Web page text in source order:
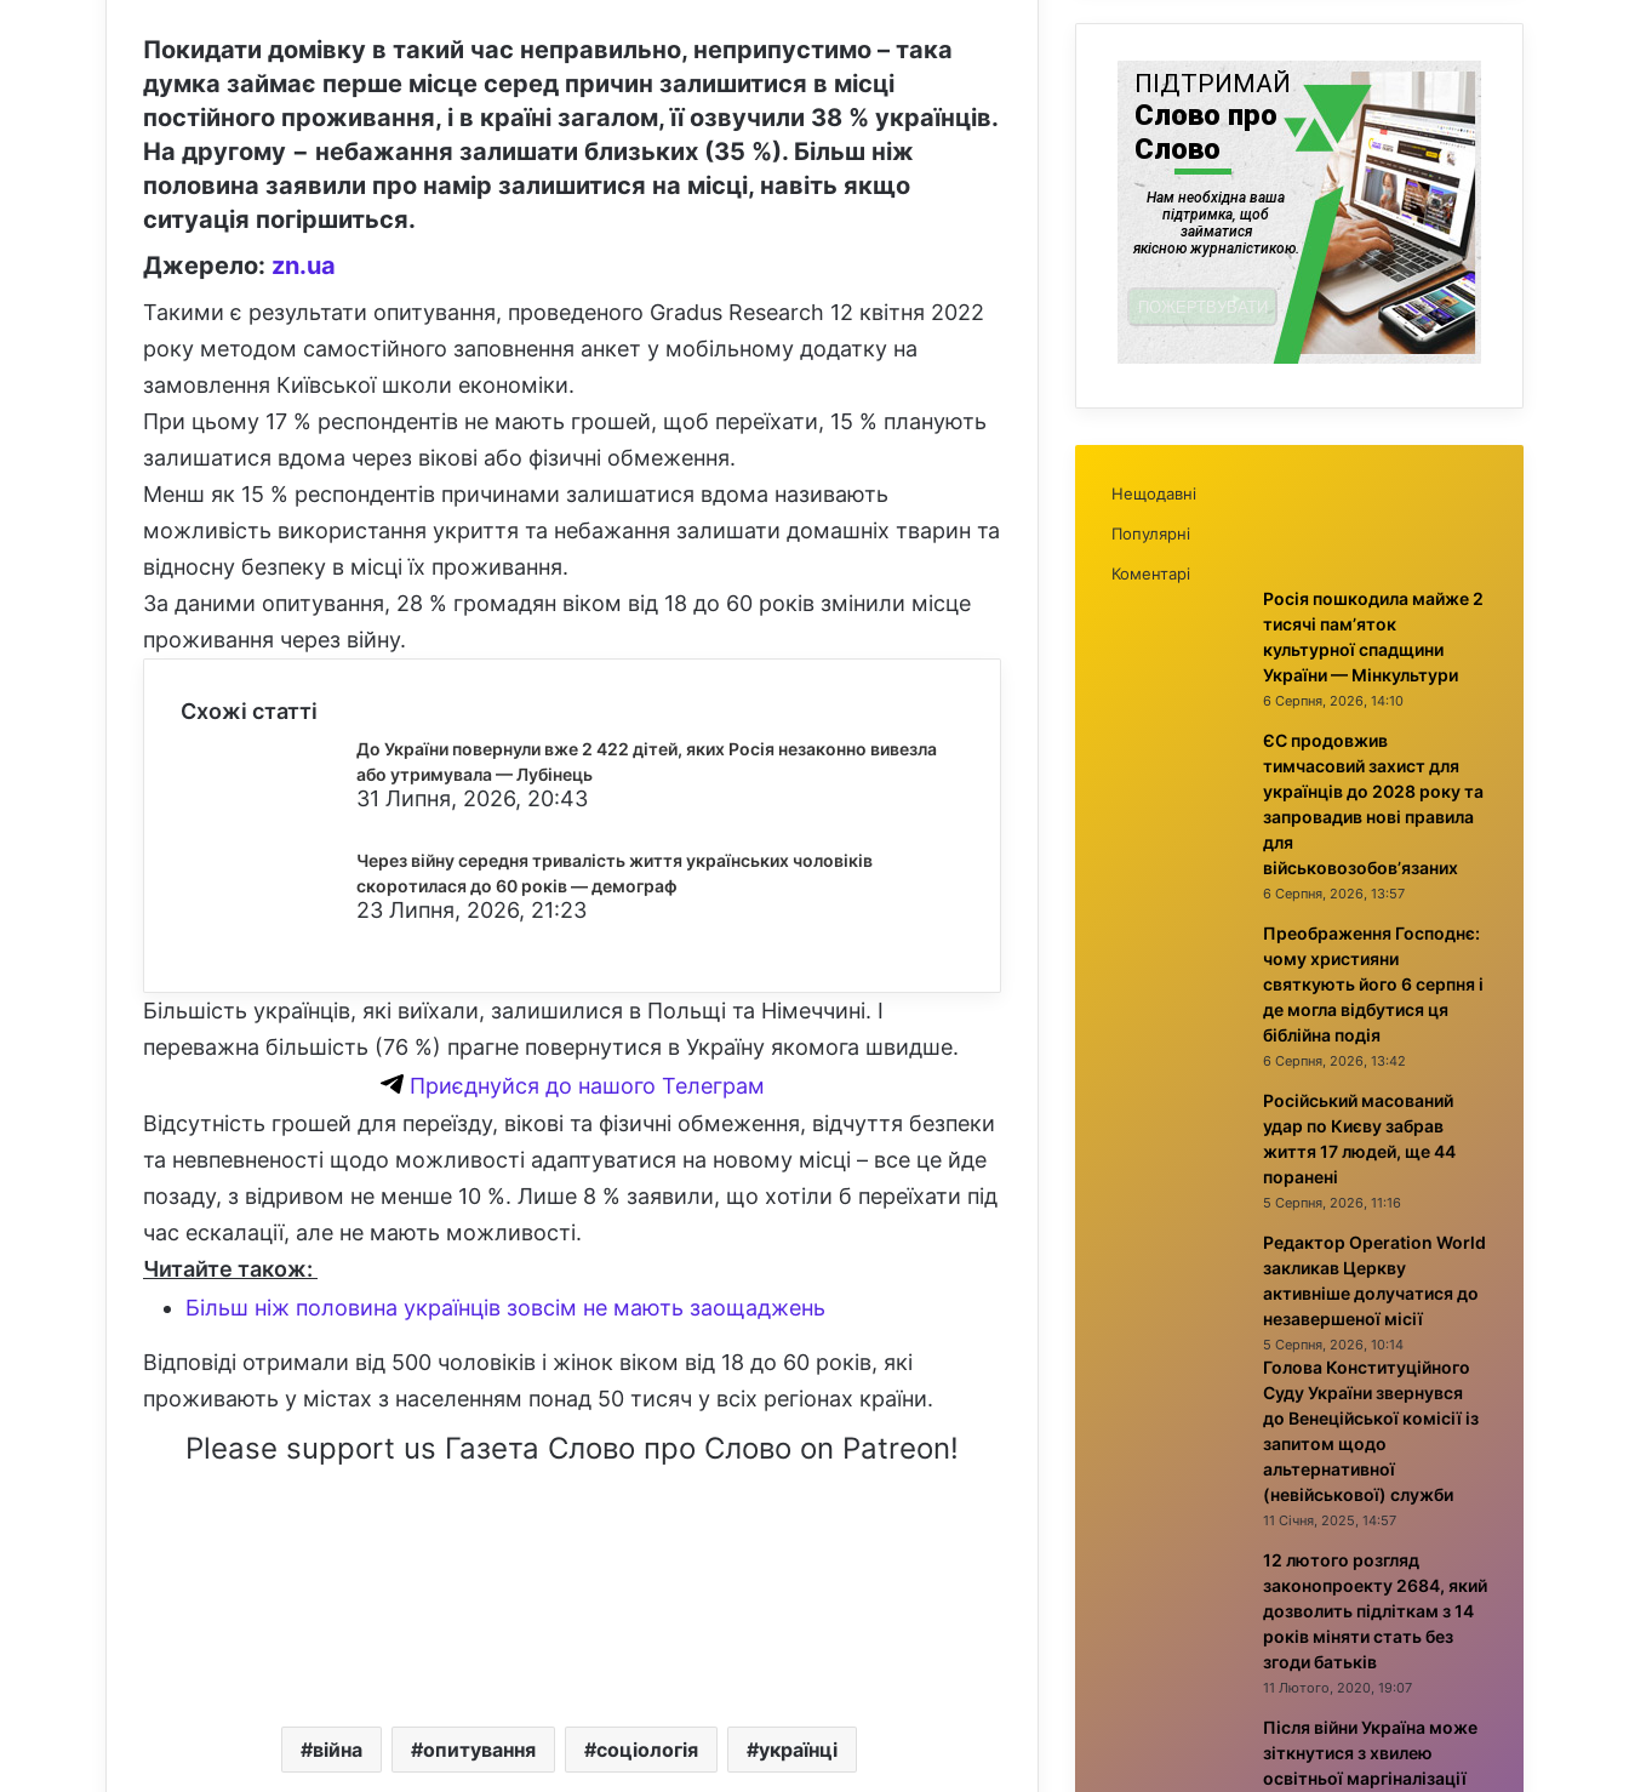
Покидати домівку в такий час неправильно, неприпустимо – така
думка займає перше місце серед причин залишитися в місці
постійного проживання, і в країні загалом, її озвучили 38 % українців.
На другому − небажання залишати близьких (35 %). Більш ніж
половина заявили про намір залишитися на місці, навіть якщо
ситуація погіршиться.
Джерело: zn.ua
Такими є результати опитування, проведеного Gradus Research 12 квітня 2022
року методом самостійного заповнення анкет у мобільному додатку на
замовлення Київської школи економіки.
При цьому 17 % респондентів не мають грошей, щоб переїхати, 15 % планують
залишатися вдома через вікові або фізичні обмеження.
Менш як 15 % респондентів причинами залишатися вдома називають
можливість використання укриття та небажання залишати домашніх тварин та
відносну безпеку в місці їх проживання.
За даними опитування, 28 % громадян віком від 18 до 60 років змінили місце
проживання через війну.
Схожі статті
До України повернули вже 2 422 дітей, яких Росія незаконно вивезла
або утримувала — Лубінець
31 Липня, 2026, 20:43
Через війну середня тривалість життя українських чоловіків
скоротилася до 60 років — демограф
23 Липня, 2026, 21:23
Більшість українців, які виїхали, залишилися в Польщі та Німеччині. І
переважна більшість (76 %) прагне повернутися в Україну якомога швидше.
Приєднуйся до нашого Телеграм
Відсутність грошей для переїзду, вікові та фізичні обмеження, відчуття безпеки
та невпевненості щодо можливості адаптуватися на новому місці – все це йде
позаду, з відривом не менше 10 %. Лише 8 % заявили, що хотіли б переїхати під
час ескалації, але не мають можливості.
Читайте також:
Більш ніж половина українців зовсім не мають заощаджень
Відповіді отримали від 500 чоловіків і жінок віком від 18 до 60 років, які
проживають у містах з населенням понад 50 тисяч у всіх регіонах країни.
Please support us Газета Слово про Слово on Patreon!
війна опитування соціологія українці
Нещодавні
Популярні
Коментарі
Росія пошкодила майже 2
тисячі пам’яток
культурної спадщини
України — Мінкультури
6 Серпня, 2026, 14:10
ЄС продовжив
тимчасовий захист для
українців до 2028 року та
запровадив нові правила
для
військовозобов’язаних
6 Серпня, 2026, 13:57
Преображення Господнє:
чому християни
святкують його 6 серпня і
де могла відбутися ця
біблійна подія
6 Серпня, 2026, 13:42
Російський масований
удар по Києву забрав
життя 17 людей, ще 44
поранені
5 Серпня, 2026, 11:16
Редактор Operation World
закликав Церкву
активніше долучатися до
незавершеної місії
5 Серпня, 2026, 10:14
Голова Конституційного
Суду України звернувся
до Венеційської комісії із
запитом щодо
альтернативної
(невійськової) служби
11 Січня, 2025, 14:57
12 лютого розгляд
законопроекту 2684, який
дозволить підліткам з 14
років міняти стать без
згоди батьків
11 Лютого, 2020, 19:07
Після війни Україна може
зіткнутися з хвилею
освітньої маргіналізації